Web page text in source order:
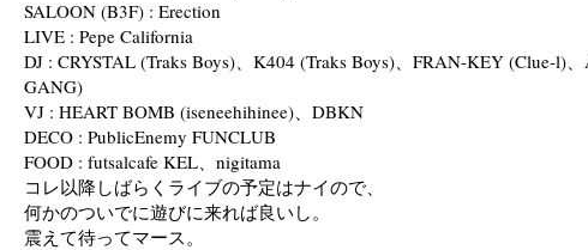
SALOON (B3F) : Erection
LIVE : Pepe California
DJ : CRYSTAL (Traks Boys)、K404 (Traks Boys)、FRAN-KEY (Clue-l)
GANG)
VJ : HEART BOMB (iseneehihinee)、DBKN
DECO : PublicEnemy FUNCLUB
FOOD : futsalcafe KEL、nigitama
コレ以降しばらくライブの予定はナイので、
何かのついでに遊びに来れば良いし。
震えて待ってマース。